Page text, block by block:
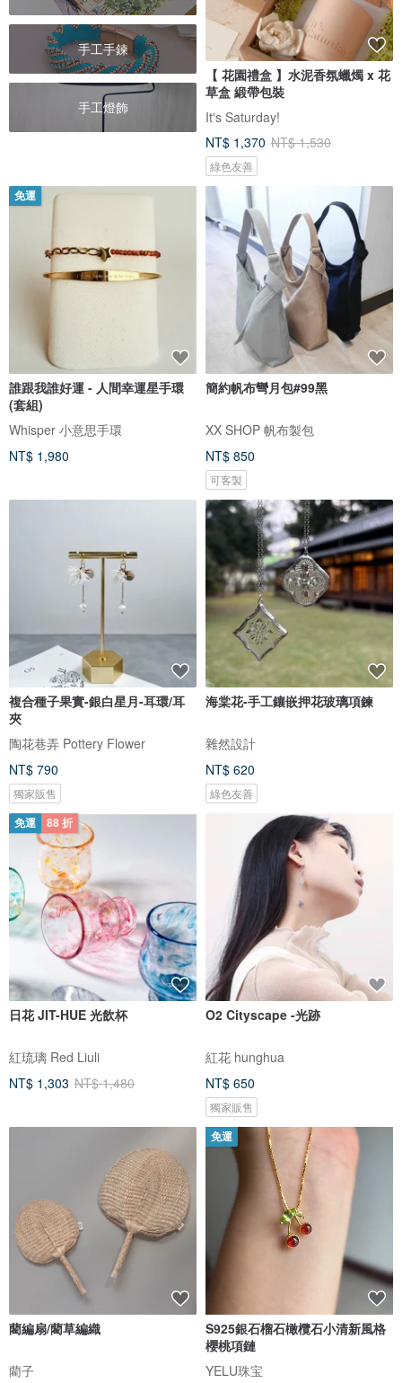
手工手鍊
手工燈飾
【 花園禮盒 】水泥香氛蠟燭 x 花
草盒 緞帶包裝
It's Saturday!
NT$ 1,370 NT$ 1,530
綠色友善
免運
誰跟我誰好運 - 人間幸運星手環
(套組)
Whisper 小意思手環
NT$ 1,980
簡約帆布彎月包#99黑
XX SHOP 帆布製包
NT$ 850
可客製
複合種子果實-銀白星月-耳環/耳
夾
陶花巷弄 Pottery Flower
NT$ 790
獨家販售
海棠花-手工鑲嵌押花玻璃項鍊
雜然設計
NT$ 620
綠色友善
免運 88 折
日花 JIT-HUE 光飲杯
紅琉璃 Red Liuli
NT$ 1,303 NT$ 1,480
O2 Cityscape -光跡
紅花 hunghua
NT$ 650
獨家販售
藺編扇/藺草編織
藺子
免運
S925銀石榴石橄欖石小清新風格
櫻桃項鏈
YELU珠宝